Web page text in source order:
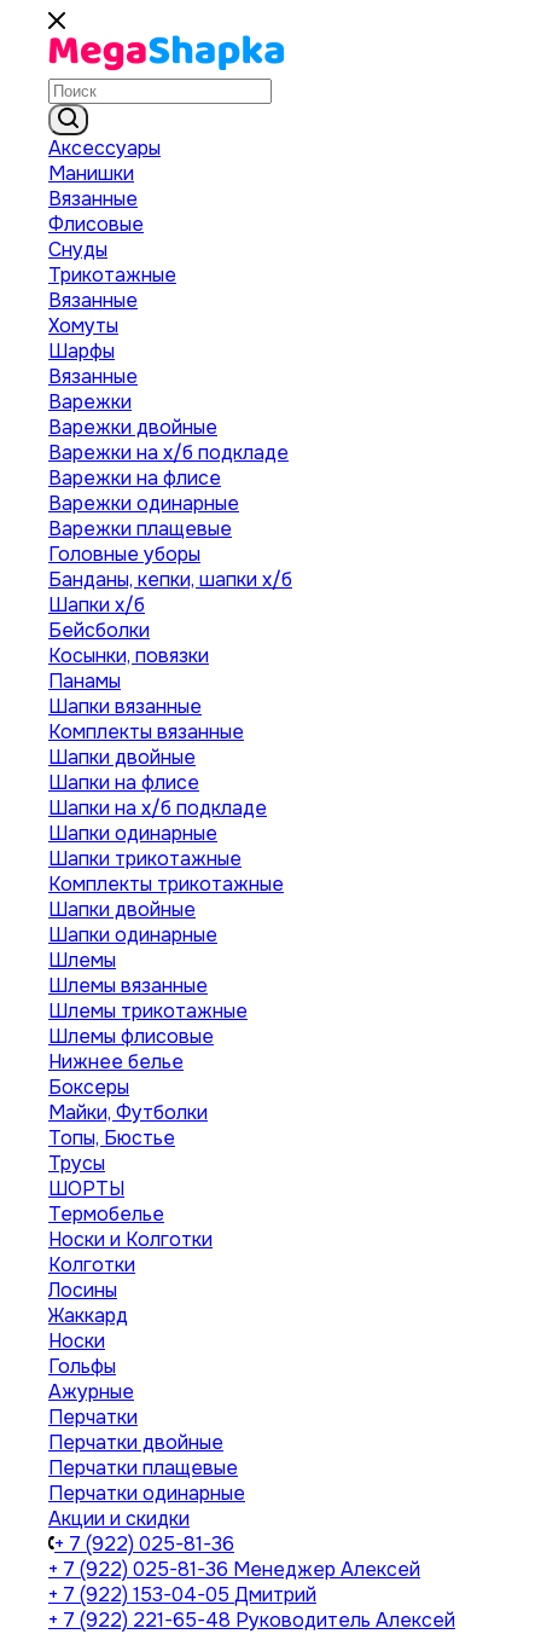
Аксессуары
Манишки
Вязанные
Флисовые
Снуды
Трикотажные
Вязанные
Хомуты
Шарфы
Вязанные
Варежки
Варежки двойные
Варежки на х/б подкладе
Варежки на флисе
Варежки одинарные
Варежки плащевые
Головные уборы
Банданы, кепки, шапки х/б
Шапки х/б
Бейсболки
Косынки, повязки
Панамы
Шапки вязанные
Комплекты вязанные
Шапки двойные
Шапки на флисе
Шапки на х/б подкладе
Шапки одинарные
Шапки трикотажные
Комплекты трикотажные
Шапки двойные
Шапки одинарные
Шлемы
Шлемы вязанные
Шлемы трикотажные
Шлемы флисовые
Нижнее белье
Боксеры
Майки, Футболки
Топы, Бюстье
Трусы
ШОРТЫ
Термобелье
Носки и Колготки
Колготки
Лосины
Жаккард
Носки
Гольфы
Ажурные
Перчатки
Перчатки двойные
Перчатки плащевые
Перчатки одинарные
Акции и скидки
+ 7 (922) 025-81-36
+ 7 (922) 025-81-36 Менеджер Алексей
+ 7 (922) 153-04-05 Дмитрий
+ 7 (922) 221-65-48 Руководитель Алексей